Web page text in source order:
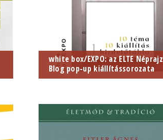
white box/EXPO: az ELTE Néprajz
Blog pop-up kiállítássorozata